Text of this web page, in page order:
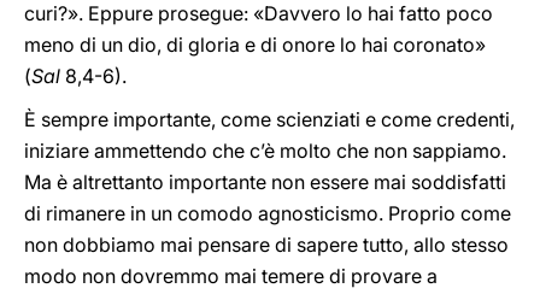
curi?». Eppure prosegue: «Davvero lo hai fatto poco
meno di un dio, di gloria e di onore lo hai coronato»
(Sal 8,4-6).
È sempre importante, come scienziati e come credenti,
iniziare ammettendo che c’è molto che non sappiamo.
Ma è altrettanto importante non essere mai soddisfatti
di rimanere in un comodo agnosticismo. Proprio come
non dobbiamo mai pensare di sapere tutto, allo stesso
modo non dovremmo mai temere di provare a